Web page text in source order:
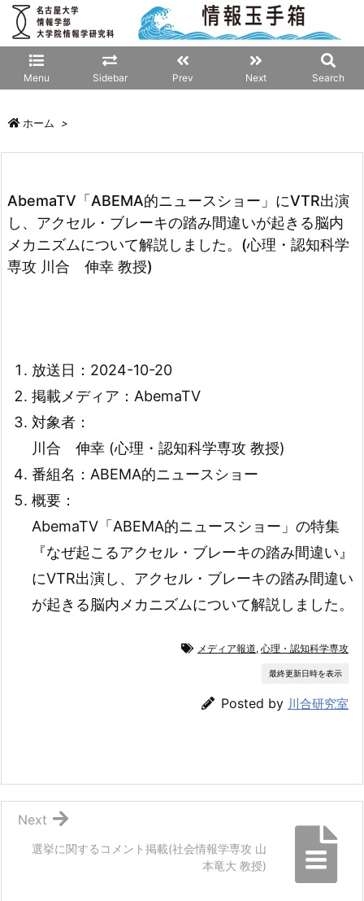
Menu Sidebar Prev Next Search
ホーム >
AbemaTV「ABEMA的ニュースショー」にVTR出演
し、アクセル・ブレーキの踏み間違いが起きる脳内
メカニズムについて解説しました。(心理・認知科学
専攻 川合 伸幸 教授)
放送日：2024-10-20
掲載メディア：AbemaTV
対象者：
川合 伸幸 (心理・認知科学専攻 教授)
番組名：ABEMA的ニュースショー
概要：
AbemaTV「ABEMA的ニュースショー」の特集
『なぜ起こるアクセル・ブレーキの踏み間違い』
にVTR出演し、アクセル・ブレーキの踏み間違い
が起きる脳内メカニズムについて解説しました。
メディア報道, 心理・認知科学専攻
最終更新日時を表示
Posted by 川合研究室
選挙に関するコメント掲載(社会情報学専攻 山
本竜大 教授)
Next